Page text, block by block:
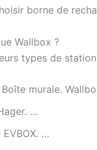
borne de
Wallbox ?
types de
Boîte murale.
…
EVBOX. …